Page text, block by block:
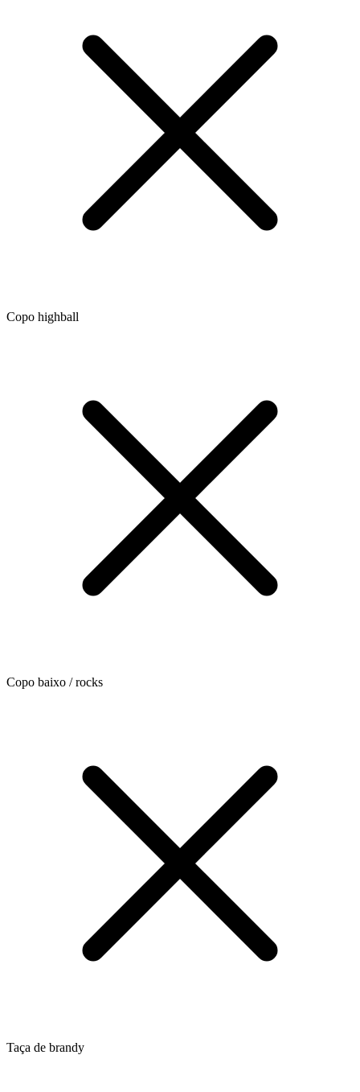
Copo highball
Copo baixo / rocks
Taça de brandy